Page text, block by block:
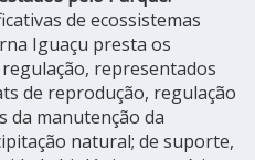
de ecossistemas
Iguaçu presta os
representados
de reprodução, regulação
da manutenção da
natural; de suporte,